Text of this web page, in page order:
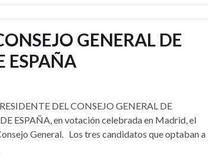
GENERAL DE
ESPAÑA
DEL CONSEJO GENERAL DE
ESPAÑA, en votación celebrada en Madrid, el
General. Los tres candidatos que optaban a